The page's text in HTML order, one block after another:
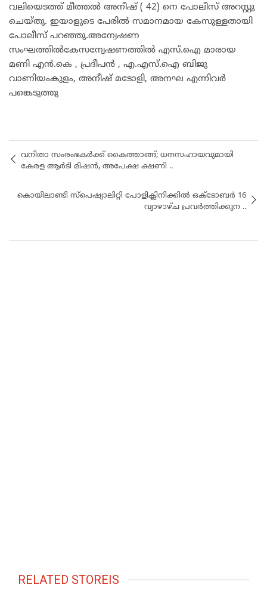
വലിയെടത്ത് മീത്തൽ അനീഷ് ( 42) നെ പോലീസ് അറസ്റ്റു
ചെയ്തു. ഇയാളുടെ പേരിൽ സമാനമായ കേസുള്ളതായി
പോലീസ് പറഞ്ഞു.അന്വേഷണ
സംഘത്തിൽകേസന്വേഷണത്തിൽ എസ്.ഐ മാരായ
മണി എൻ.കെ , പ്രദീപൻ , എ.എസ്.ഐ ബിജു
വാണിയംകുളം, അനീഷ് മടോളി, അനഘ എന്നിവർ
പങ്കെടുത്തു
വനിതാ സംരംഭകര്‍ക്ക് കൈത്താങ്ങ്; ധനസഹായവുമായി
കേരള ആര്‍ടി മിഷന്‍, അപേക്ഷ ക്ഷണി ..
കൊയിലാണ്ടി സ്പെഷ്യാലിറ്റി പോളിക്ലിനിക്കിൽ ഒക്ടോബർ 16
വ്യാഴാഴ്ച പ്രവർത്തിക്കുന ..
RELATED STOREIS